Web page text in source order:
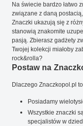
Na świecie bardzo łatwo
związane z daną
Znaczki ukazują się z
stanowią znakomite
pasją. Zbierasz gadżety
Twojej kolekcji miałoby
rock&rolla?
Postaw na
Dlaczego Znaczkopol.pl
Posiadamy
Wszystkie znaczki
specjalistów w